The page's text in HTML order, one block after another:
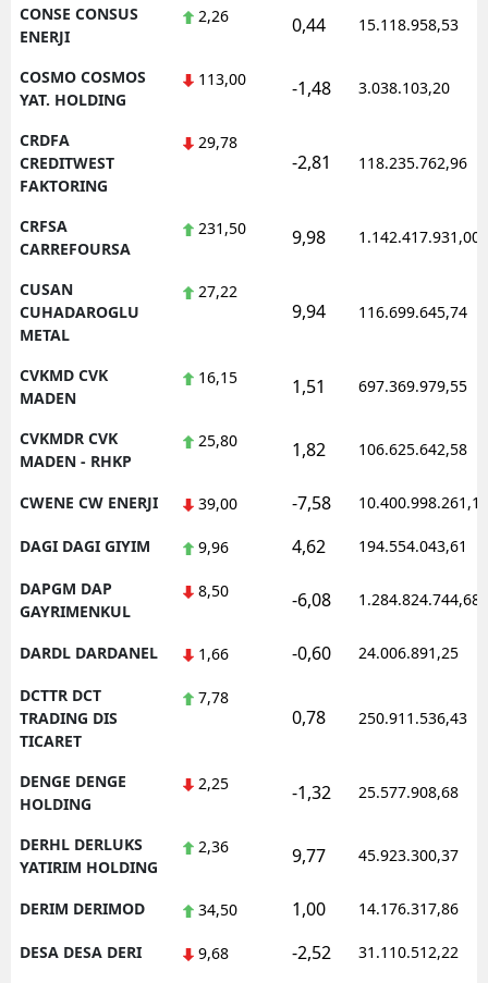
CONSE CONSUS
ENERJI
2,26 0,44 15.118.958,53
COSMO COSMOS
YAT. HOLDING
113,00 -1,48 3.038.103,20
CRDFA
CREDITWEST
FAKTORING
29,78
-2,81 118.235.762,96
CRFSA
CARREFOURSA
231,50 9,98 1.142.417.931,00
CUSAN
CUHADAROGLU
METAL
27,22
9,94 116.699.645,74
CVKMD CVK
MADEN
16,15 1,51 697.369.979,55
CVKMDR CVK
MADEN - RHKP
25,80 1,82 106.625.642,58
CWENE CW ENERJI 39,00 -7,58 10.400.998.261,10
DAGI DAGI GIYIM 9,96 4,62 194.554.043,61
DAPGM DAP
GAYRIMENKUL
8,50 -6,08 1.284.824.744,68
DARDL DARDANEL 1,66 -0,60 24.006.891,25
DCTTR DCT
TRADING DIS
TICARET
7,78
0,78 250.911.536,43
DENGE DENGE
HOLDING
2,25 -1,32 25.577.908,68
DERHL DERLUKS
YATIRIM HOLDING
2,36 9,77 45.923.300,37
DERIM DERIMOD 34,50 1,00 14.176.317,86
DESA DESA DERI 9,68 -2,52 31.110.512,22